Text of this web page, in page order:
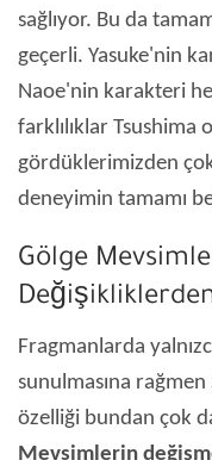
sağlıyor. Bu da
geçerli. Yasuke'nin
Naoe'nin karakteri
farklılıklar Tsushima
gördüklerimizden
deneyimin tamamı
Gölge
Fragmanlarda
sunulmasına
özelliği bundan çok
Mevsimlerin